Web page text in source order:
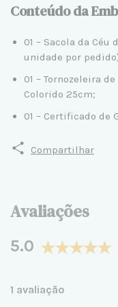
Conteúdo da
01 – Sacola da Céu
unidade por
01 – Tornozeleira
Colorido 25cm;
01 – Certificado de
Compartilhar
Avaliações
5.0
1 avaliação